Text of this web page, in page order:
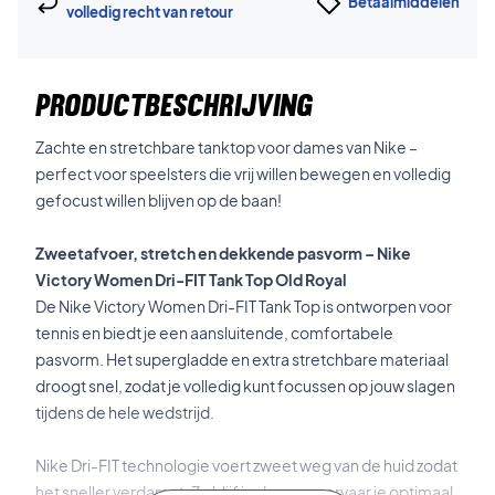
volledig recht van retour
PRODUCTBESCHRIJVING
Zachte en stretchbare tanktop voor dames van Nike –
perfect voor speelsters die vrij willen bewegen en volledig
gefocust willen blijven op de baan!
Zweetafvoer, stretch en dekkende pasvorm – Nike
Victory Women Dri-FIT Tank Top Old Royal
De Nike Victory Women Dri-FIT Tank Top is ontworpen voor
tennis en biedt je een aansluitende, comfortabele
pasvorm. Het supergladde en extra stretchbare materiaal
droogt snel, zodat je volledig kunt focussen op jouw slagen
tijdens de hele wedstrijd.
Nike Dri-FIT technologie voert zweet weg van de huid zodat